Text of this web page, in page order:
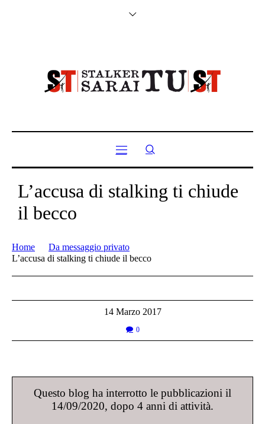
L’accusa di stalking ti chiude
il becco
Home
Da messaggio privato
L’accusa di stalking ti chiude il becco
14 Marzo 2017
0
Questo blog ha interrotto le pubblicazioni il
14/09/2020, dopo 4 anni di attività.